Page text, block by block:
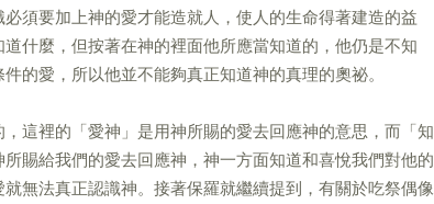
須要加上神的愛才能造就人，使人的生命得著建造的益
什麼，但按著在神的裡面他所應當知道的，他仍是不知
的愛，所以他並不能夠真正知道神的真理的奧祕。
這裡的「愛神」是用神所賜的愛去回應神的意思，而「知
賜給我們的愛去回應神，神一方面知道和喜悅我們對他的
無法真正認識神。接著保羅就繼續提到，有關於吃祭偶像